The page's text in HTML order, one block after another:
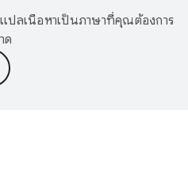
ปลเนื้อหาเป็นภาษาที่คุณต้องการ
ด